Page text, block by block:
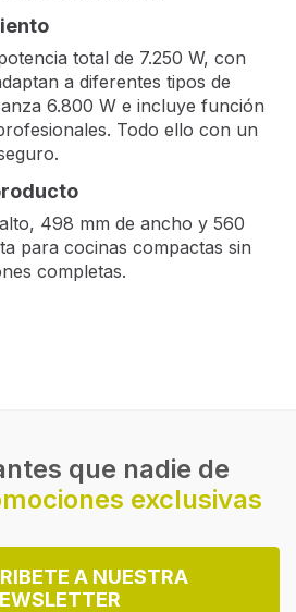
total de 7.250 W, con
a diferentes tipos de
6.800 W e incluye función
Todo ello con un
498 mm de ancho y 560
para cocinas compactas sin
completas.
que nadie de
exclusivas
A NUESTRA